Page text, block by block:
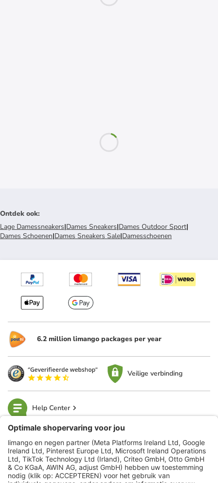
Ontdek ook:
Lage Damessneakers|Dames Sneakers|Dames Outdoor Sport|
Dames Schoenen|Dames Sneakers Sale|Damesschoenen
6.2 million limango packages per year
Veilige verbinding
Help Center
limango
Veilig winkelen